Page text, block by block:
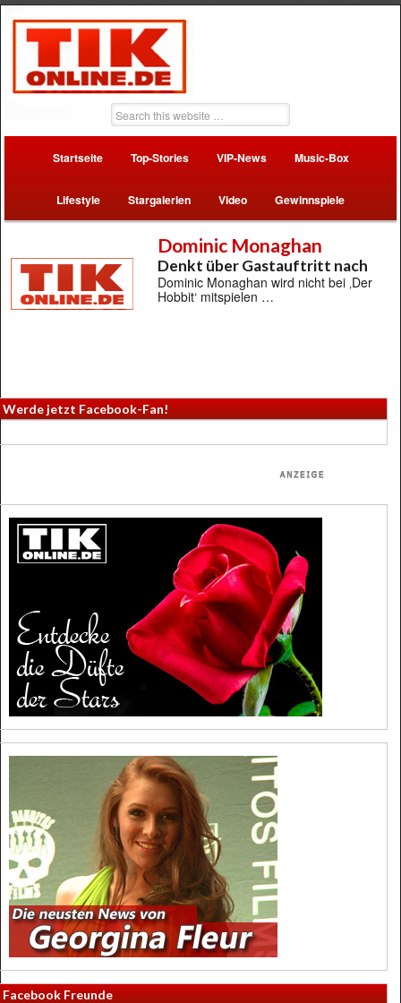
Startseite Top-Stories VIP-News Music-Box
Lifestyle Stargalerien Video Gewinnspiele
Dominic Monaghan
Denkt über Gastauftritt nach
Dominic Monaghan wird nicht bei ‚Der
Hobbit‘ mitspielen …
Werde jetzt Facebook-Fan!
Facebook Freunde